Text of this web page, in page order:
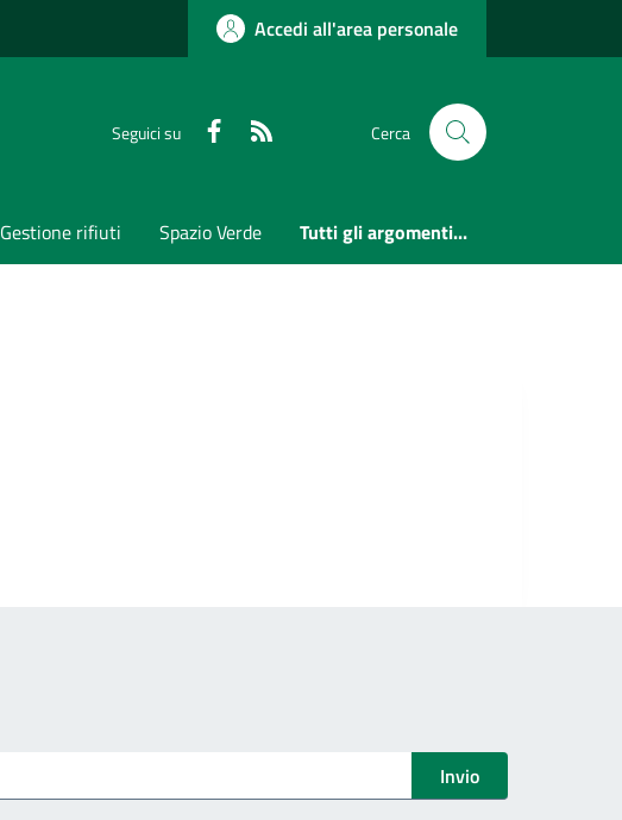
Accedi all'area personale
Seguici su Faceboook Cerca
Gestione rifiuti Spazio Verde Tutti gli argomenti...
Invio